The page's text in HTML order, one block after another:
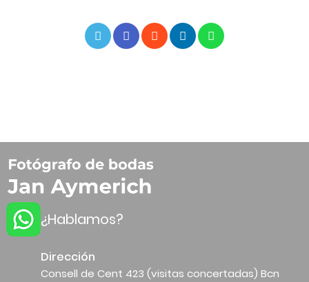
¿Hablamos?
Dirección
Consell de Cent 423 (visitas concertadas) Bcn